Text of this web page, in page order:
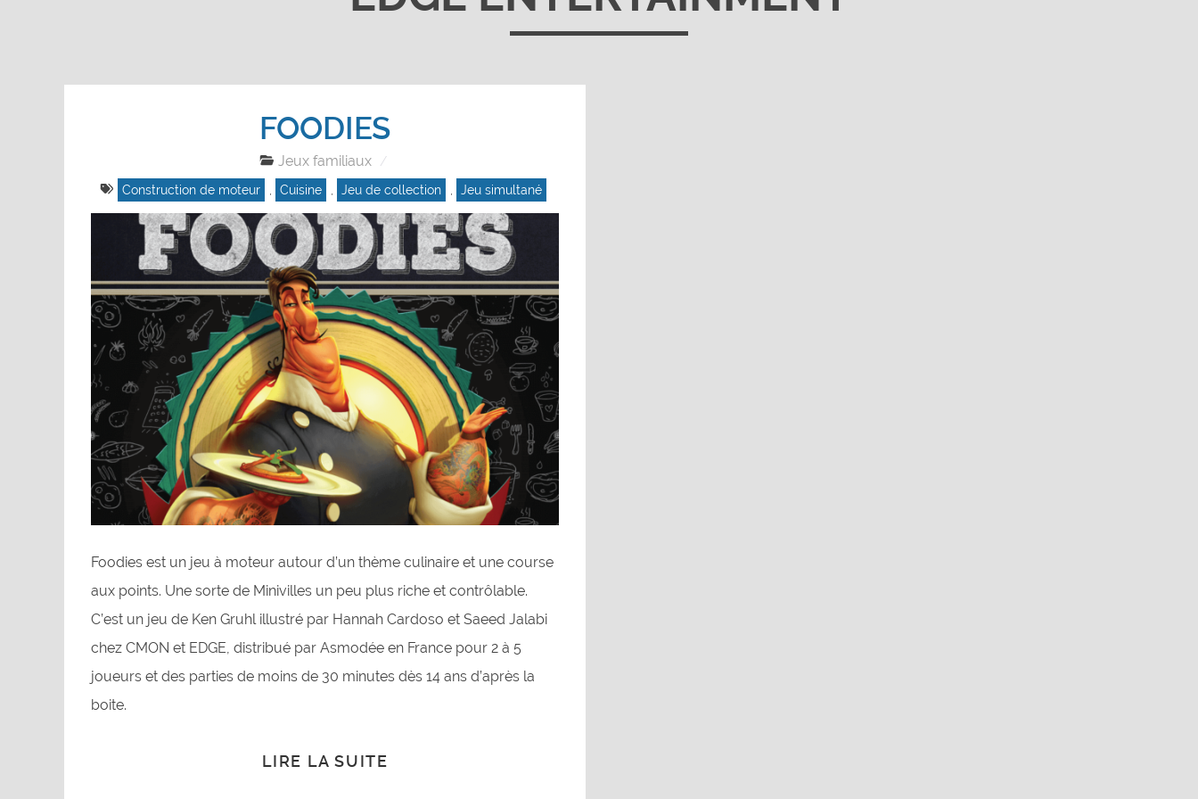
FOODIES
Jeux familiaux
Construction de moteur Cuisine Jeu de collection Jeu simultané
Foodies est un jeu à moteur autour d’un thème culinaire et une course
aux points. Une sorte de Minivilles un peu plus riche et contrôlable.
C’est un jeu de Ken Gruhl illustré par Hannah Cardoso et Saeed Jalabi
chez CMON et EDGE, distribué par Asmodée en France pour 2 à 5
joueurs et des parties de moins de 30 minutes dès 14 ans d’après la
boite.
LIRE LA SUITE